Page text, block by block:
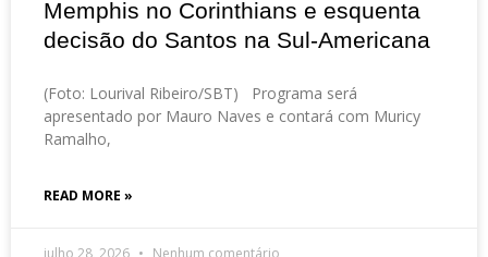
Memphis no Corinthians e esquenta
decisão do Santos na Sul-Americana
(Foto: Lourival Ribeiro/SBT) Programa será
apresentado por Mauro Naves e contará com Muricy
Ramalho,
READ MORE »
julho 28, 2026 Nenhum comentário